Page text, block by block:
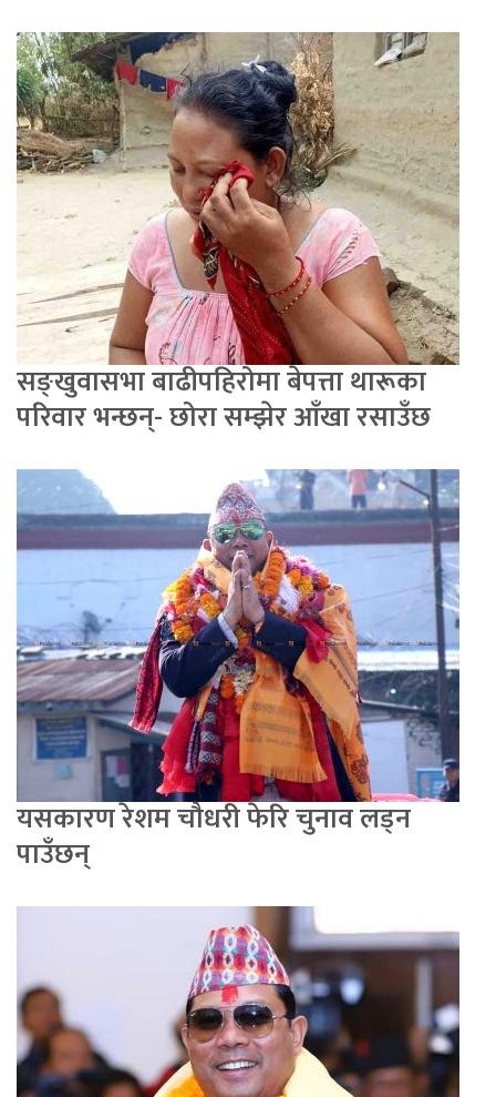
सङ्खुवासभा बाढीपहिरोमा बेपत्ता थारूका
परिवार भन्छन्- छोरा सम्झेर आँखा रसाउँछ
यसकारण रेशम चौधरी फेरि चुनाव लड्न
पाउँछन्